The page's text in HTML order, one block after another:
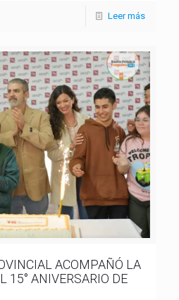
Leer más
ACOMPAÑÓ LA
15° ANIVERSARIO DE